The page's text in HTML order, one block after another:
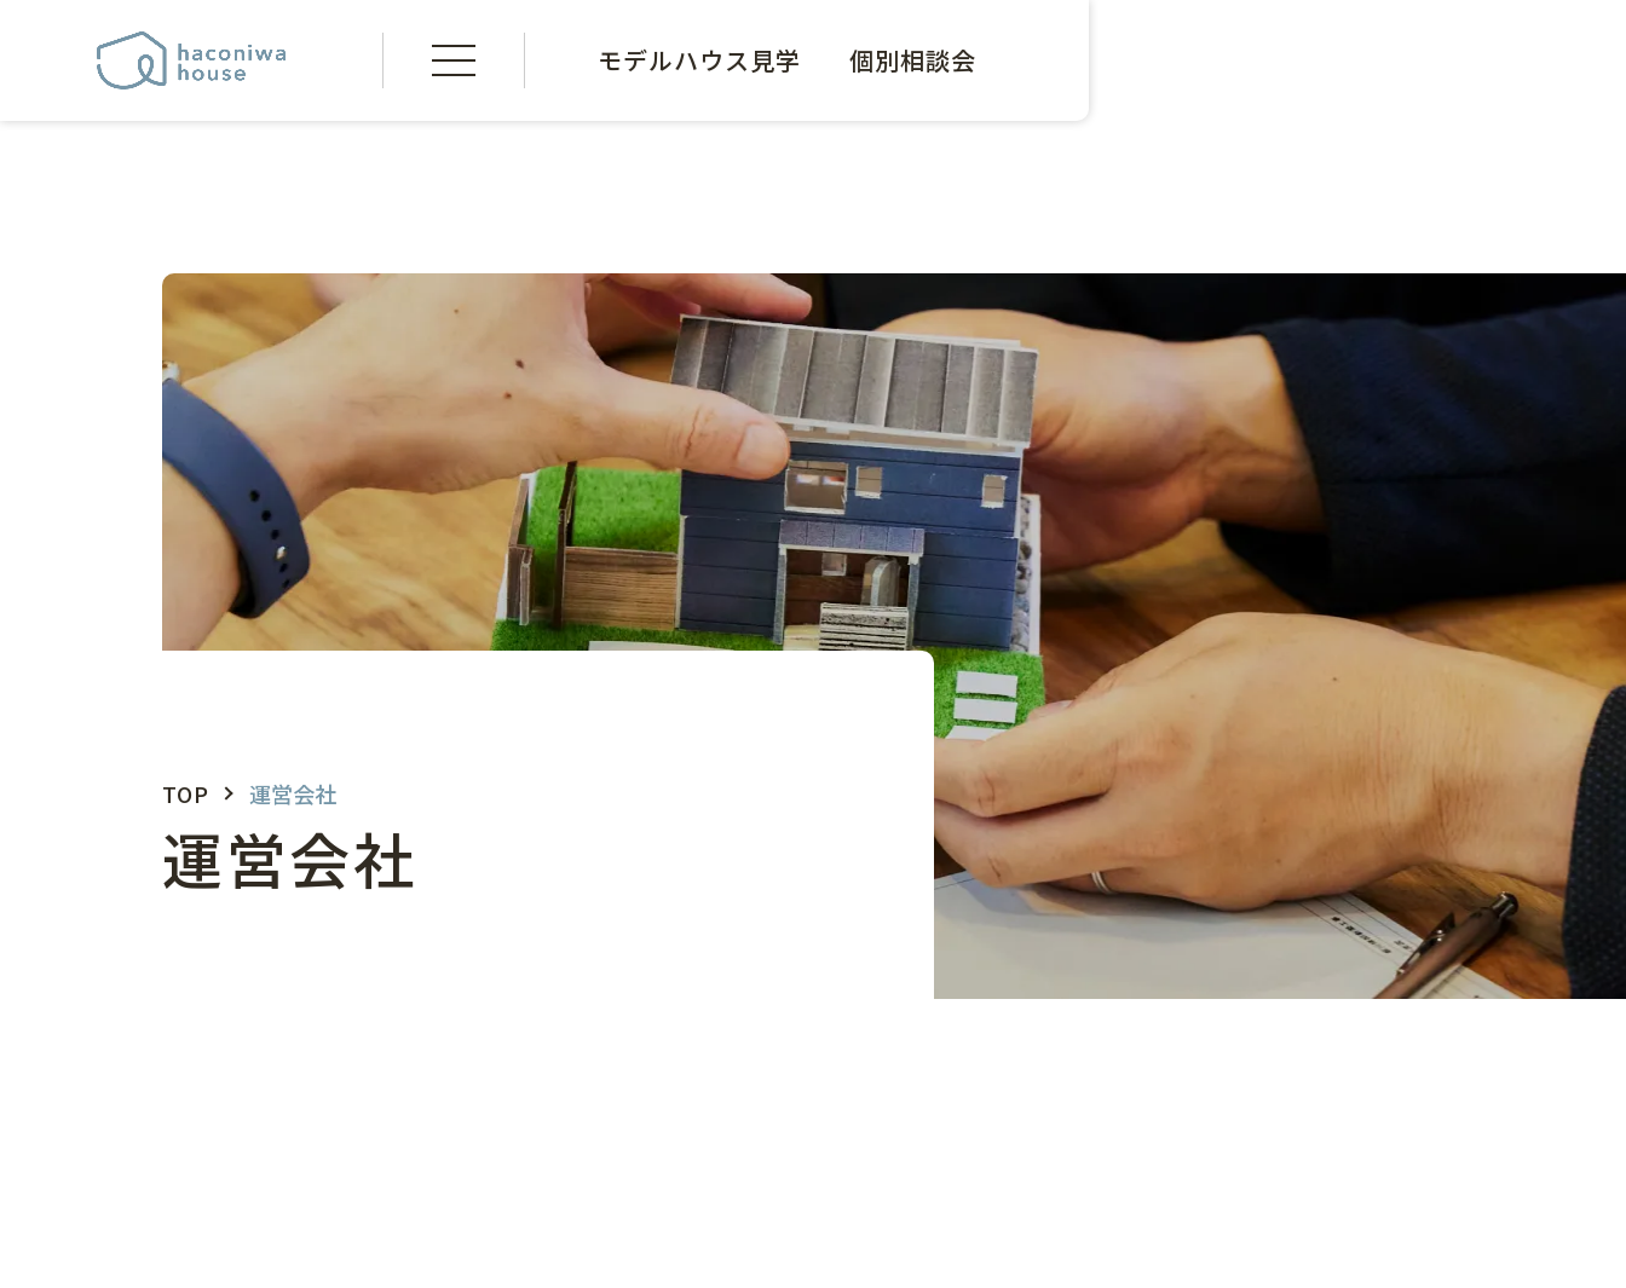
haconiwaの想い
コンセプト
モデルハウス
家づくりのこだわり
家づくりの設計
家の性能
土間の魅力
家の補償
家づくりの流れ
資金計画 土地探し
イベント情報
プラン集
お知らせ
〒596-0807
大阪府岸和田市東ケ丘町808-324
TEL:072-493-3978
FAX:072-493-3979
モデルハウス見学
モデルハウス見学 個別相談会
TOP 運営会社
運営会社